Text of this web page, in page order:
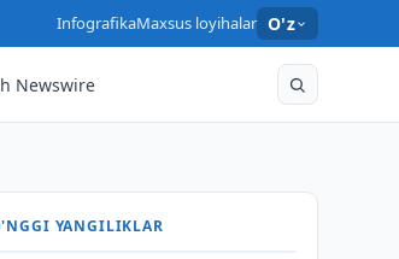
InfografikaMaxsus loyihalar O'z
Newswire
YANGILIKLAR